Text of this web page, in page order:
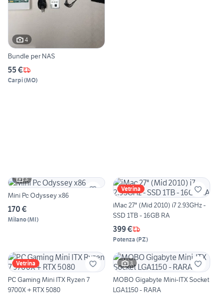
4
Bundle per NAS
55 €
Carpi(MO)
3
Mini Pc Odyssey x86
170 €
Milano(MI)
Vetrina
iMac 27" (Mid 2010) i7 2.93GHz -
SSD 1TB - 16GB RA
399 €
Potenza (PZ)
Vetrina
PC Gaming Mini ITX Ryzen 7
9700X + RTX 5080
3
MOBO Gigabyte Mini-ITX Socket
LGA1150 - RARA